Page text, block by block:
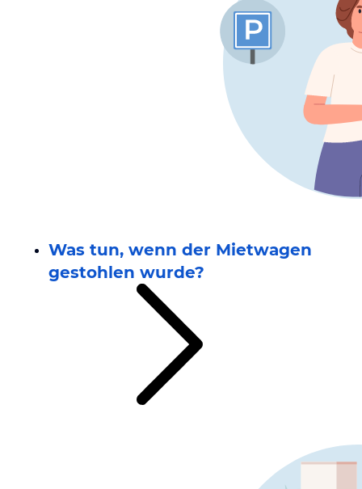
Was tun, wenn der Mietwagen
gestohlen wurde?